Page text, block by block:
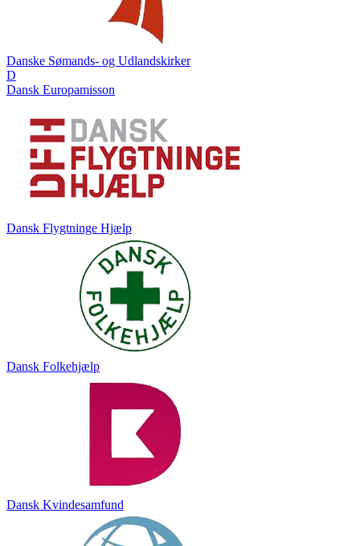
Danske Sømands- og Udlandskirker
D
Dansk Europamisson
Dansk Flygtninge Hjælp
Dansk Folkehjælp
Dansk Kvindesamfund